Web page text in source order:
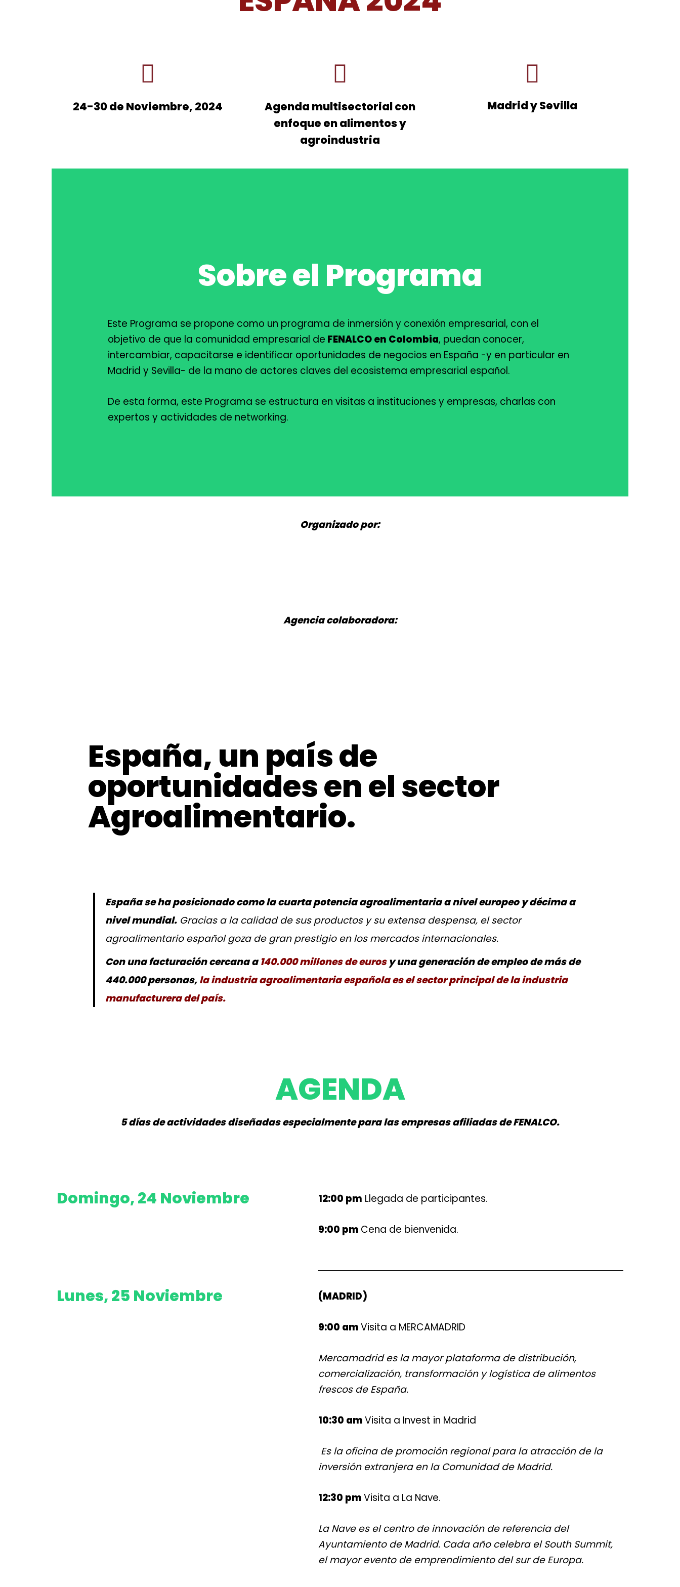
24-30 de Noviembre, 2024
Agenda multisectorial con
enfoque en alimentos y
agroindustria
Madrid y Sevilla
Sobre el Programa
Este Programa se propone como un programa de inmersión y conexión empresarial, con el
objetivo de que la comunidad empresarial de FENALCO en Colombia, puedan conocer,
intercambiar, capacitarse e identificar oportunidades de negocios en España -y en particular en
Madrid y Sevilla- de la mano de actores claves del ecosistema empresarial español.
De esta forma, este Programa se estructura en visitas a instituciones y empresas, charlas con
expertos y actividades de networking.
Organizado por:
Agencia colaboradora:
España, un país de
oportunidades en el sector
Agroalimentario.
España se ha posicionado como la cuarta potencia agroalimentaria a nivel europeo y décima a
nivel mundial. Gracias a la calidad de sus productos y su extensa despensa, el sector
agroalimentario español goza de gran prestigio en los mercados internacionales.
Con una facturación cercana a140.000 millones de eurosy una generación de empleo de más de
440.000 personas,la industria agroalimentaria española es el sector principal de la industria
manufacturera del país.
AGENDA
5 días de actividades diseñadas especialmente para las empresas afiliadas de FENALCO.
Domingo, 24 Noviembre 12:00 pm Llegada de participantes.
9:00 pm Cena de bienvenida.
Lunes, 25 Noviembre (MADRID)
9:00 amVisita a MERCAMADRID
Mercamadrid es la mayor plataforma de distribución,
comercialización, transformación y logística de alimentos
frescos de España.
10:30 amVisita a Invest in Madrid
Es la oficina de promoción regional para la atracción de la
inversión extranjera en la Comunidad de Madrid.
12:30 pmVisita a La Nave.
La Nave es el centro de innovación de referencia del
Ayuntamiento de Madrid. Cada año celebra el South Summit,
el mayor evento de emprendimiento del sur de Europa.